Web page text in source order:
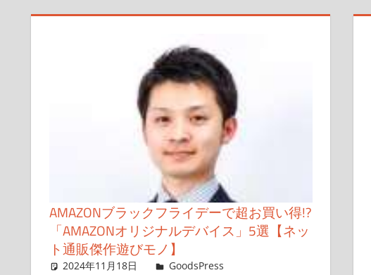
AMAZONブラックフライデーで超お買い得!?
「AMAZONオリジナルデバイス」5選【ネッ
ト通販傑作遊びモノ】
2024年11月18日 ＆GP
GoodsPress